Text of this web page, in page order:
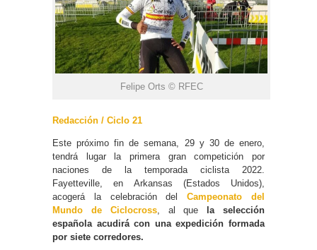
Felipe Orts © RFEC
Redacción / Ciclo 21
Este próximo fin de semana, 29 y 30 de enero,
tendrá lugar la primera gran competición por
naciones de la temporada ciclista 2022.
Fayetteville, en Arkansas (Estados Unidos),
acogerá la celebración delCampeonato del
Mundo de Ciclocross, al que
la selección
española acudirá con una expedición formada
por siete corredores.